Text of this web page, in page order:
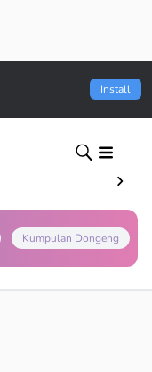
Install
Kumpulan Dongeng